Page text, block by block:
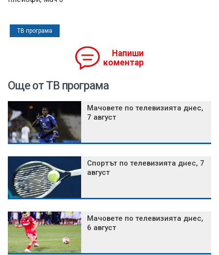
ТВ програма
Напиши
коментар
Още от ТВ програма
Мачовете по телевизията днес,
7 август
Спортът по телевизията днес, 7
август
Мачовете по телевизията днес,
6 август